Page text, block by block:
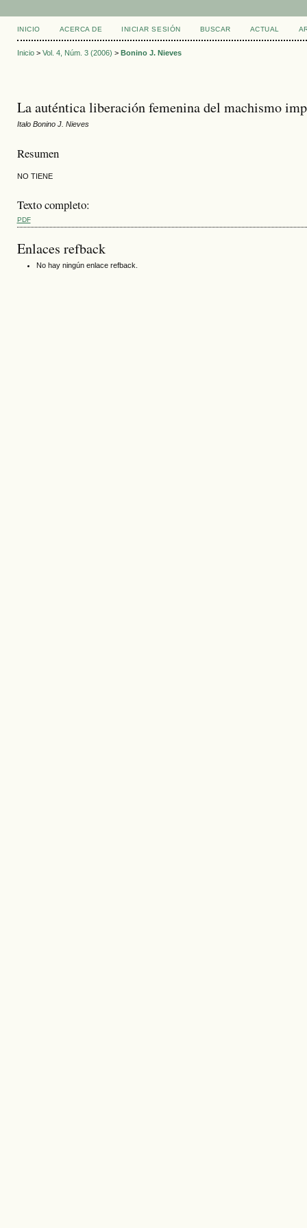
INICIO ACERCA DE INICIAR SESIÓN BUSCAR ACTUAL
Inicio> Vol. 4, Núm. 3 (2006) > Bonino J. Nieves
La auténtica liberación femenina del machismo
Italo Bonino J. Nieves
Resumen
NO TIENE
Texto completo:
PDF
Enlaces refback
No hay ningún enlace refback.